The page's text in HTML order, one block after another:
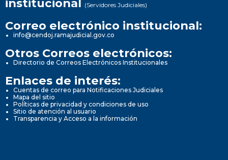
institucional (Servidores Judiciales)
Correo electrónico institucional:
info@cendoj.ramajudicial.gov.co
Otros Correos electrónicos:
Directorio de Correos Electrónicos Institucionales
Enlaces de interés:
Cuentas de correo para Notificaciones Judiciales
Mapa del sitio
Políticas de privacidad y condiciones de uso
Sitio de atención al usuario
Transparencia y Acceso a la información